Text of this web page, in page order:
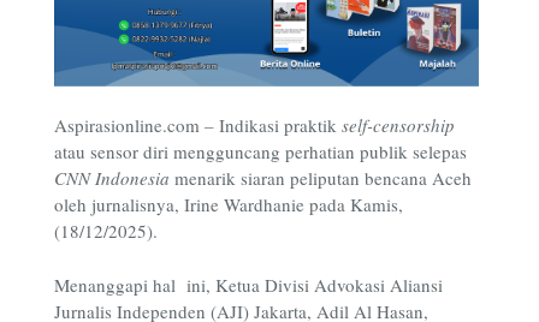
Aspirasionline.com – Indikasi praktik self-censorship
atau sensor diri mengguncang perhatian publik selepas
CNN Indonesia menarik siaran peliputan bencana Aceh
oleh jurnalisnya, Irine Wardhanie pada Kamis,
(18/12/2025).
Menanggapi hal ini, Ketua Divisi Advokasi Aliansi
Jurnalis Independen (AJI) Jakarta, Adil Al Hasan,